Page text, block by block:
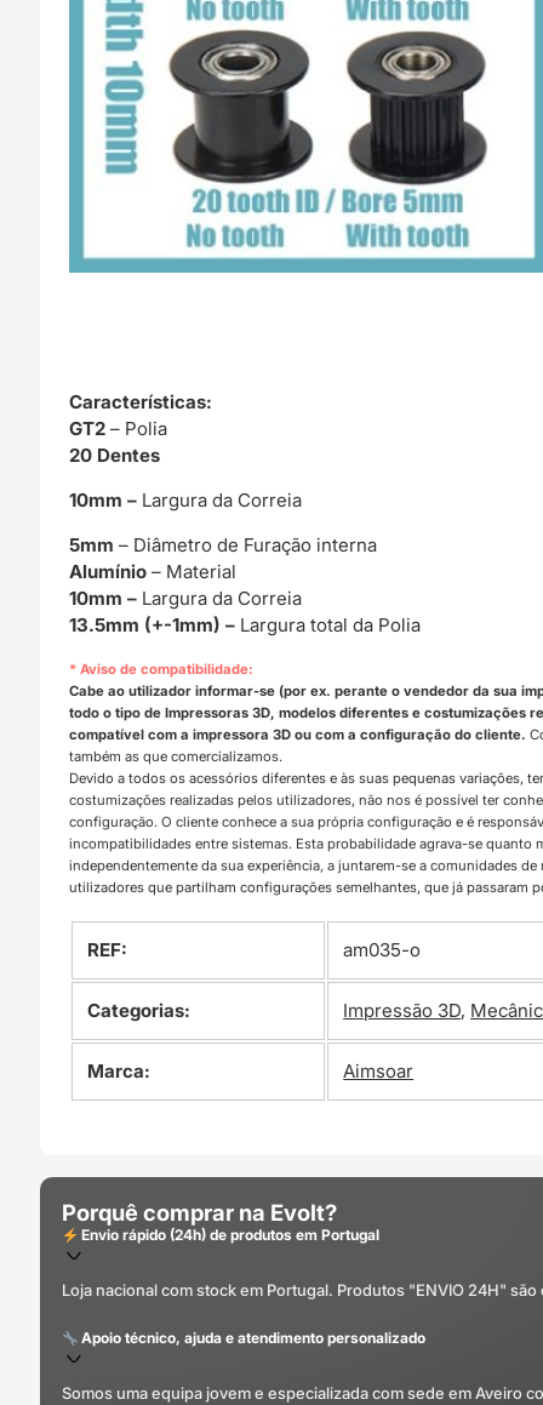
Características:
GT2 – Polia
20 Dentes
10mm – Largura da Correia
5mm – Diâmetro de Furação interna
Alumínio– Material
10mm – Largura da Correia
13.5mm (+-1mm) – Largura total da Polia
* Aviso de compatibilidade:
Cabe ao utilizador informar-se (por ex. perante o vendedor da sua
todo o tipo de Impressoras 3D, modelos diferentes e costumizações
compatível com a impressora 3D ou com a configuração do cliente.
também as que comercializamos.
Devido a todos os acessórios diferentes e às suas pequenas variações,
costumizações realizadas pelos utilizadores, não nos é possível ter
configuração. O cliente conhece a sua própria configuração e é
incompatibilidades entre sistemas. Esta probabilidade agrava-se
independentemente da sua experiência, a juntarem-se a comunidades
utilizadores que partilham configurações semelhantes, que já passaram
REF: am035-o
Categorias: Impressão 3D,
Marca: Aimsoar
Porquê comprar na Evolt?
Envio rápido (24h) de produtos em Portugal
Loja nacional com stock em Portugal. Produtos "ENVIO 24H"
Apoio técnico, ajuda e atendimento personalizado
Somos uma equipa jovem e especializada com sede em Aveiro